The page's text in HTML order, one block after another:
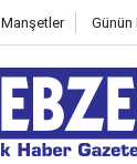
Manşetler Günün